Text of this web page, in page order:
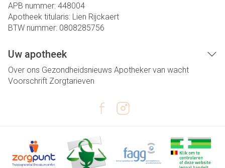
APB nummer: 448004
Apotheek titularis: Lien Rijckaert
BTW nummer: 0808285756
Uw apotheek
Over ons Gezondheidsnieuws Apotheker van wacht
Voorschrift Zorgtarieven